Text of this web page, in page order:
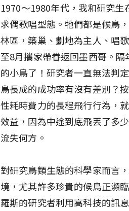
1970～1980年代，我和研究
求偶歌唱型態。牠們都是候鳥
林區，築巢、劃地為主人、唱
至8月攜家帶眷返回墨西哥。
的小鳥了！研究者一直無法判
鳥長成的成功率有沒有差別？
性耗時費力的長程飛行行為，
效益，因為中途到底飛丟了多
流失何方。
對研究鳥類生態的科學家而言
境，尤其許多珍貴的候鳥正瀕
羅斯的研究者利用高科技的訊